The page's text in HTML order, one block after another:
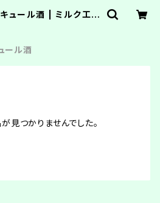
ュール酒 | ミルク工房
ール酒
見つかりませんでした。